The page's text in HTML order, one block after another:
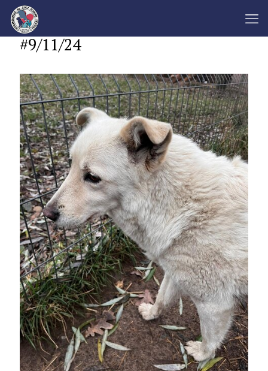
#9/11/24